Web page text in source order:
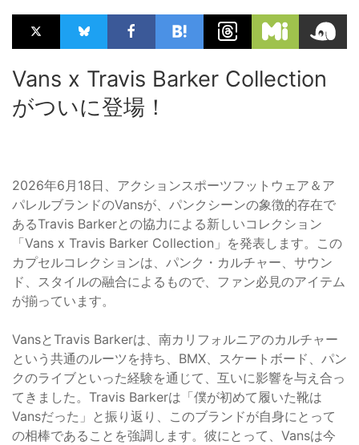
Vans x Travis Barker Collection
がついに登場！
2026年6月18日、アクションスポーツフットウェア＆ア
パレルブランドのVansが、パンクシーンの象徴的存在で
あるTravis Barkerとの協力による新しいコレクション
「Vans x Travis Barker Collection」を発表します。この
カプセルコレクションは、パンク・カルチャー、サウン
ド、スタイルの融合によるもので、ファン必見のアイテム
が揃っています。
VansとTravis Barkerは、南カリフォルニアのカルチャー
という共通のルーツを持ち、BMX、スケートボード、パン
クのライブといった経験を通じて、互いに影響を与え合っ
てきました。Travis Barkerは「僕が初めて履いた靴は
Vansだった」と振り返り、このブランドが自身にとって
の相棒であることを強調します。彼にとって、Vansは今